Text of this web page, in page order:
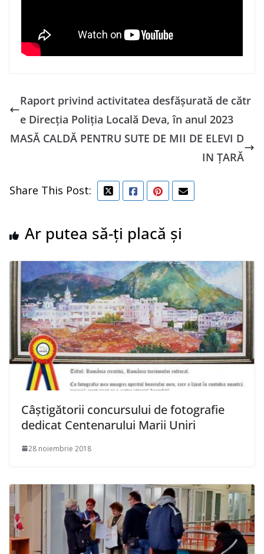
Raport privind activitatea desfășurată de cătr
e Direcția Poliția Locală Deva, în anul 2023
MASĂ CALDĂ PENTRU SUTE DE MII DE ELEVI D
IN ȚARĂ
Share This Post:
Ar putea să-ți placă și
Câştigătorii concursului de fotografie
dedicat Centenarului Marii Uniri
28 noiembrie 2018